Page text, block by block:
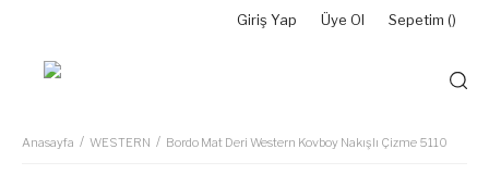
Giriş Yap Üye Ol Sepetim ()
Anasayfa WESTERN Bordo Mat Deri Western Kovboy Nakışlı Çizme 5110